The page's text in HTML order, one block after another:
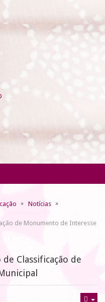
Notícias
de Monumento de Interesse
Classificação de